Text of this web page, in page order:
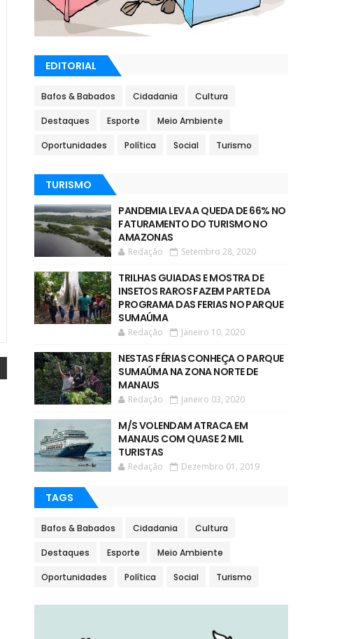
EDITORIAL
Bafos & Babados Cidadania Cultura
Destaques Esporte Meio Ambiente
Oportunidades Política Social Turismo
TURISMO
PANDEMIA LEVA A QUEDA DE 66% NO
FATURAMENTO DO TURISMO NO
AMAZONAS
Redação Setembro 28, 2020
TRILHAS GUIADAS E MOSTRA DE
INSETOS RAROS FAZEM PARTE DA
PROGRAMA DAS FERIAS NO PARQUE
SUMAÚMA
Redação Janeiro 10, 2020
NESTAS FÉRIAS CONHEÇA O PARQUE
SUMAÚMA NA ZONA NORTE DE
MANAUS
Redação Janeiro 03, 2020
M/S VOLENDAM ATRACA EM
MANAUS COM QUASE 2 MIL
TURISTAS
Redação Dezembro 01, 2019
TAGS
Bafos & Babados Cidadania Cultura
Destaques Esporte Meio Ambiente
Oportunidades Política Social Turismo